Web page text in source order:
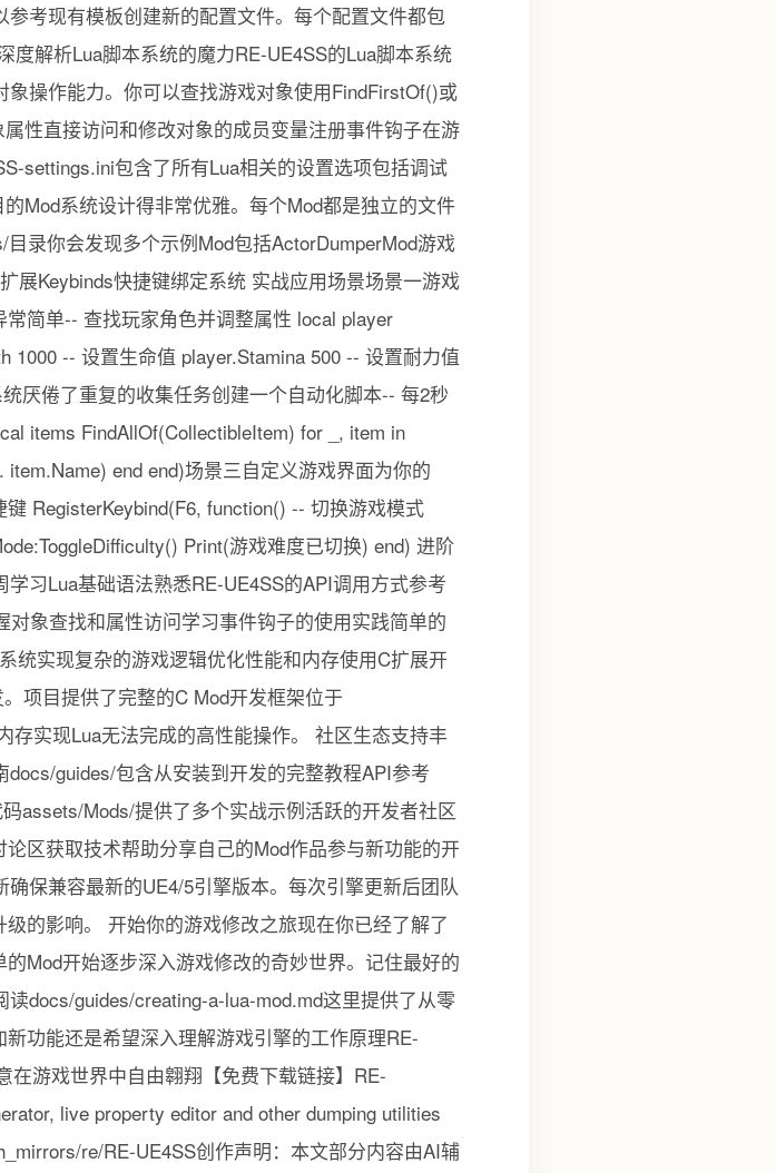
考现有模板创建新的配置文件。每个配置文件都包
解析Lua脚本系统的魔力RE-UE4SS的Lua脚本系统
操作能力。你可以查找游戏对象使用FindFirstOf()或
性直接访问和修改对象的成员变量注册事件钩子在游
settings.ini包含了所有Lua相关的设置选项包括调试
Mod系统设计得非常优雅。每个Mod都是独立的文件
录你会发现多个示例Mod包括ActorDumperMod游戏
展Keybinds快捷键绑定系统 实战应用场景场景一游戏
简单-- 查找玩家角色并调整属性 local player
1000 -- 设置生命值 player.Stamina 500 -- 设置耐力值
厌倦了重复的收集任务创建一个自动化脚本-- 每2秒
items FindAllOf(CollectibleItem) for _, item in
end end)场景三自定义游戏界面为你的
RegisterKeybind(F6, function() -- 切换游戏模式
Print(游戏难度已切换) end) 进阶
习Lua基础语法熟悉RE-UE4SS的API调用方式参考
象查找和属性访问学习事件钩子的使用实践简单的
统实现复杂的游戏逻辑优化性能和内存使用C扩展开
项目提供了完整的C Mod开发框架位于
实现Lua无法完成的高性能操作。 社区生态支持丰
guides/包含从安装到开发的完整教程API参考
assets/Mods/提供了多个实战示例活跃的开发者社区
区获取技术帮助分享自己的Mod作品参与新功能的开
保兼容最新的UE4/5引擎版本。每次引擎更新后团队
的影响。 开始你的游戏修改之旅现在你已经了解了
Mod开始逐步深入游戏修改的奇妙世界。记住最好的
docs/guides/creating-a-lua-mod.md这里提供了从零
功能还是希望深入理解游戏引擎的工作原理RE-
在游戏世界中自由翱翔【免费下载链接】RE-
live property editor and other dumping utilities
re/RE-UE4SS创作声明：本文部分内容由AI辅